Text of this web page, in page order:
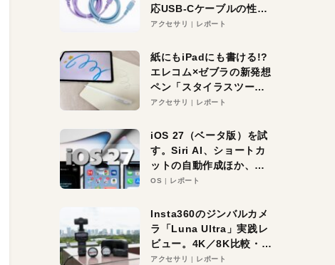
応USB-Cケーブルの性能
を検証。超コスパの1本を
アクセサリ レポート
紙にもiPadにも書ける!?
エレコム×ゼブラの新発想
ペン「スタイラスツーウ
ェイ」レビュー。持ち替
アクセサリ レポート
iOS 27（ベータ版）を試
す。Siri AI、ショートカ
ットの自動作成ほか、期
待大の便利機能5選。
る未来はすぐそこ！
OS レポート
Insta360のジンバルカメ
ラ「Luna Ultra」実践レ
ビュー。4K／8K比較・ズ
ーム・夜間撮影をチェッ
アクセサリ レポート